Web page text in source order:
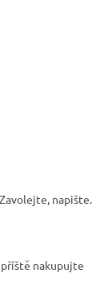
napište.
příště nakupujte